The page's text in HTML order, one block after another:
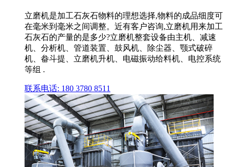
立磨机是加工石灰石物料的理想选择,物料的成品细度可
在毫米到毫米之间调整。近有客户咨询,立磨机用来加工
石灰石的产量的是多少?立磨机整套设备由主机、减速
机、分析机、管道装置、鼓风机、除尘器、颚式破碎
机、畚斗提、立磨机升机、电磁振动给料机、电控系统
等组 .
联系电话: 180 3780 8511